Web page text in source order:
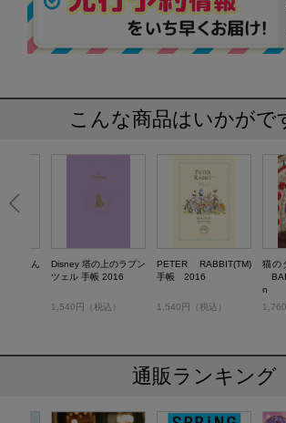
こんな商品はいかがで
ーさん
Disney 塔の上のラプン
ツェル 手帳 2016
1,540円（税込）
PETER RABBIT(TM)
手帳 2016
1,540円（税込）
猫の
n
通販ランキング